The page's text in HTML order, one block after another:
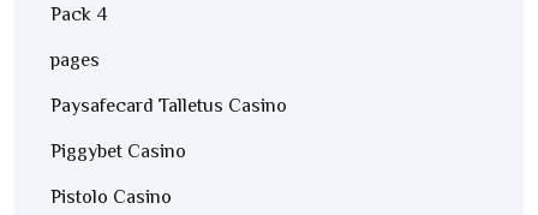
Pack 4
pages
Paysafecard Talletus Casino
Piggybet Casino
Pistolo Casino